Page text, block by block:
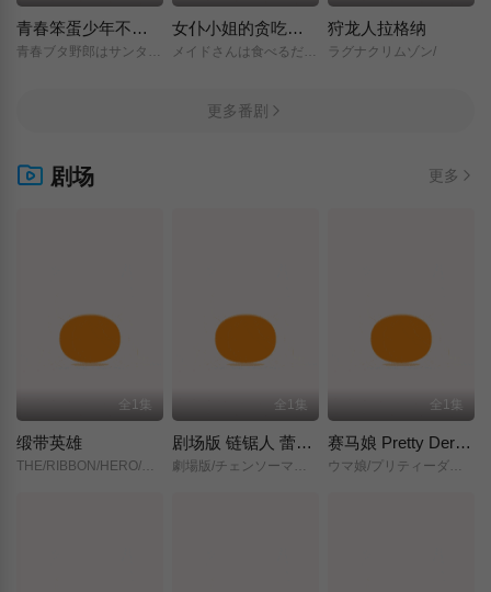
青春笨蛋少年不做圣诞服女郎的梦 女仆小姐的贪吃日常
メイドさんは食べるだけ/
狩龙人拉格纳
ラグナクリムゾン/
更多番剧
剧场 更多
全1集
缎带英雄
全1集
剧场版 链锯人 蕾塞篇(正式版)
全1集
赛马娘 Pretty Derby 新时代之门